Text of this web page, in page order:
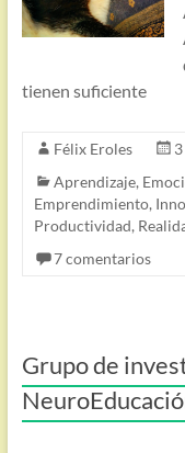
tienen suficiente
Félix Eroles
Aprendizaje,
Emprendimiento,
Productividad,
7 comentarios
Grupo de